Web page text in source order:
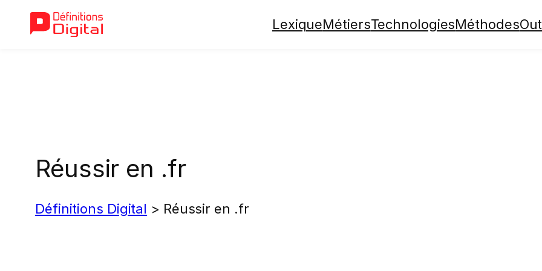
LexiqueMétiersTechnologiesMéthodes
Réussir en .fr
Définitions Digital > Réussir en .fr